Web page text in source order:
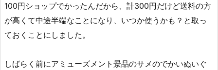
100円ショップでかったんだから、計300円だけど送料の方
が高くて中途半端なことになり、いつか使うかも？と取っ
ておくことにしました。
しばらく前にアミューズメント景品のサメのでかいぬいぐ